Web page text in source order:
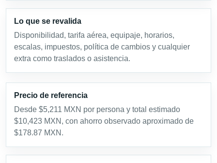
Lo que se revalida
Disponibilidad, tarifa aérea, equipaje, horarios,
escalas, impuestos, política de cambios y cualquier
extra como traslados o asistencia.
Precio de referencia
Desde $5,211 MXN por persona y total estimado
$10,423 MXN, con ahorro observado aproximado de
$178.87 MXN.